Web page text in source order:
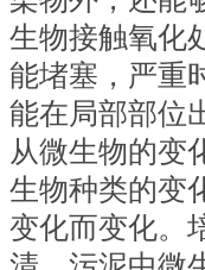
生物接触氧化
能堵塞，严重
能在局部部位
从微生物的变
生物种类的变
变化而变化。